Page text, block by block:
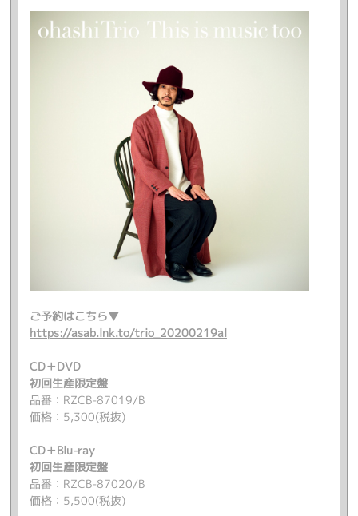
ご予約はこちら▼
https://asab.lnk.to/trio_20200219al
CD＋DVD
初回生産限定盤
品番：RZCB-87019/B
価格：5,300(税抜)
CD＋Blu-ray
初回生産限定盤
品番：RZCB-87020/B
価格：5,500(税抜)